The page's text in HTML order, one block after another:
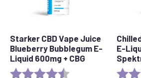
Starker CBD Vape Juice
Blueberry Bubblegum E-
Liquid 600mg + CBG
Bewertung: 4,4 von 5 Sternen
E-